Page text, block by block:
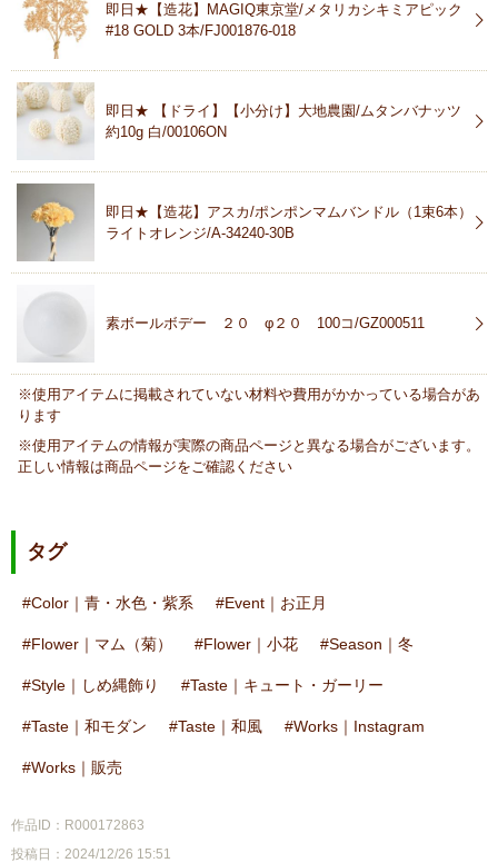
即日★【造花】MAGIQ東京堂/メタリカシキミアピック
#18 GOLD 3本/FJ001876-018
即日★ 【ドライ】【小分け】大地農園/ムタンバナッツ
約10g 白/00106ON
即日★【造花】アスカ/ポンポンマムバンドル（1束6本）
ライトオレンジ/A-34240-30B
素ボールボデー ２０ φ２０ 100コ/GZ000511
※使用アイテムに掲載されていない材料や費用がかかっている場合があ
ります
※使用アイテムの情報が実際の商品ページと異なる場合がございます。
正しい情報は商品ページをご確認ください
タグ
Color｜青・水色・紫系 Event｜お正月
Flower｜マム（菊） Flower｜小花 Season｜冬
Style｜しめ縄飾り Taste｜キュート・ガーリー
Taste｜和モダン Taste｜和風 Works｜Instagram
Works｜販売
作品ID：R000172863
投稿日：2024/12/26 15:51